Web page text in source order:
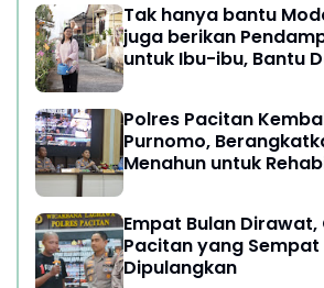
Tak hanya bantu
juga berikan
untuk Ibu-ibu, Bantu
Polres Pacitan
Purnomo,
Menahun untuk
Empat Bulan Dirawat,
Pacitan yang
Dipulangkan